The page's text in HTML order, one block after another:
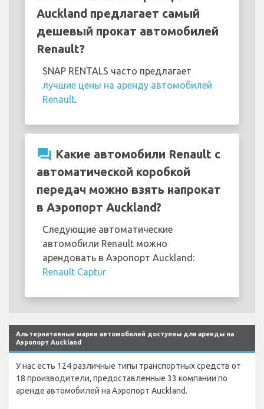
Auckland предлагает самый
дешевый прокат автомобилей
Renault?
SNAP RENTALS часто предлагает
лучшие цены на аренду автомобилей
Renault
question_answer Какие автомобили Renault с
автоматической коробкой
передач можно взять напрокат
в Аэропорт Auckland?
Следующие автоматические
автомобили Renault можно
арендовать в Аэропорт Auckland:
Renault Captur
Альтернативные марки автомобилей доступны для аренды на
Аэропорт Auckland
У нас есть 124 различные типы транспортных средств от
18 производители, предоставленные 33 компании по
аренде автомобилей на Аэропорт Auckland.